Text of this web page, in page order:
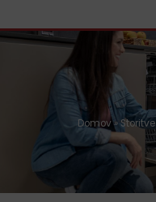
Domov» Storitve